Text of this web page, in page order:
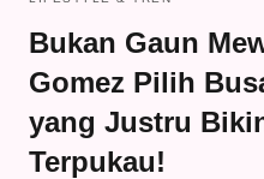
Bukan Gaun
Gomez Pilih
yang Justru
Terpukau!